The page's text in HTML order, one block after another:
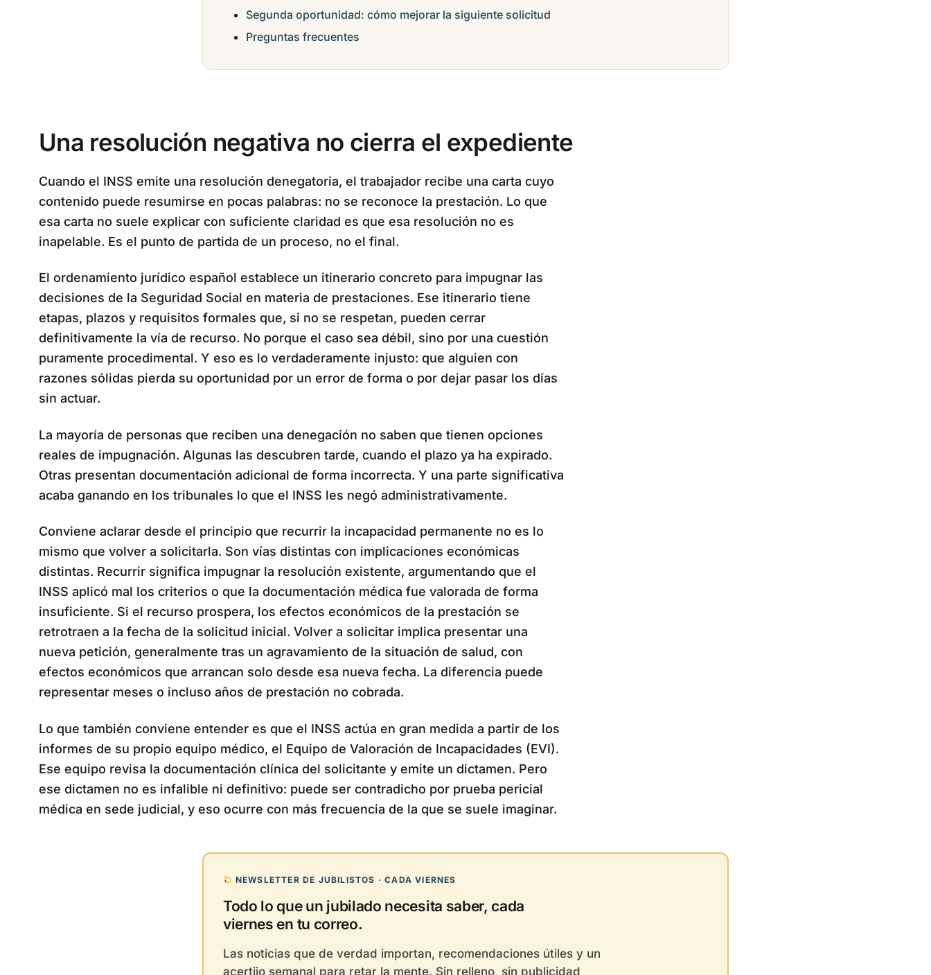
Segunda oportunidad: cómo mejorar la siguiente solicitud
Preguntas frecuentes
Una resolución negativa no cierra el expediente
Cuando el INSS emite una resolución denegatoria, el trabajador recibe una carta cuyo
contenido puede resumirse en pocas palabras: no se reconoce la prestación. Lo que
esa carta no suele explicar con suficiente claridad es que esa resolución no es
inapelable. Es el punto de partida de un proceso, no el final.
El ordenamiento jurídico español establece un itinerario concreto para impugnar las
decisiones de la Seguridad Social en materia de prestaciones. Ese itinerario tiene
etapas, plazos y requisitos formales que, si no se respetan, pueden cerrar
definitivamente la vía de recurso. No porque el caso sea débil, sino por una cuestión
puramente procedimental. Y eso es lo verdaderamente injusto: que alguien con
razones sólidas pierda su oportunidad por un error de forma o por dejar pasar los días
sin actuar.
La mayoría de personas que reciben una denegación no saben que tienen opciones
reales de impugnación. Algunas las descubren tarde, cuando el plazo ya ha expirado.
Otras presentan documentación adicional de forma incorrecta. Y una parte significativa
acaba ganando en los tribunales lo que el INSS les negó administrativamente.
Conviene aclarar desde el principio que recurrir la incapacidad permanente no es lo
mismo que volver a solicitarla. Son vías distintas con implicaciones económicas
distintas. Recurrir significa impugnar la resolución existente, argumentando que el
INSS aplicó mal los criterios o que la documentación médica fue valorada de forma
insuficiente. Si el recurso prospera, los efectos económicos de la prestación se
retrotraen a la fecha de la solicitud inicial. Volver a solicitar implica presentar una
nueva petición, generalmente tras un agravamiento de la situación de salud, con
efectos económicos que arrancan solo desde esa nueva fecha. La diferencia puede
representar meses o incluso años de prestación no cobrada.
Lo que también conviene entender es que el INSS actúa en gran medida a partir de los
informes de su propio equipo médico, el Equipo de Valoración de Incapacidades (EVI).
Ese equipo revisa la documentación clínica del solicitante y emite un dictamen. Pero
ese dictamen no es infalible ni definitivo: puede ser contradicho por prueba pericial
médica en sede judicial, y eso ocurre con más frecuencia de la que se suele imaginar.
NEWSLETTER DE JUBILISTOS · CADA VIERNES
Todo lo que un jubilado necesita saber, cada
viernes en tu correo.
Las noticias que de verdad importan, recomendaciones útiles y un
acertijo semanal para retar la mente. Sin relleno, sin publicidad